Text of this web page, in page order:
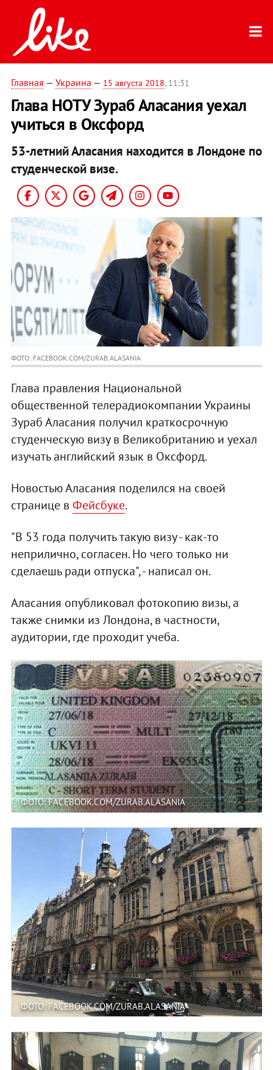
Главная — Украина — 15 августа 2018, 11:31
Глава НОТУ Зураб Аласания уехал
учиться в Оксфорд
53-летний Аласания находится в Лондоне по
студенческой визе.
ФОТО: FACEBOOK.COM/ZURAB.ALASANIA
Глава правления Национальной
общественной телерадиокомпании Украины
Зураб Аласания получил краткосрочную
студенческую визу в Великобританию и уехал
изучать английский язык в Оксфорд.
Новостью Аласания поделился на своей
странице в Фейсбуке.
"В 53 года получить такую визу - как-то
неприлично, согласен. Но чего только ни
сделаешь ради отпуска", - написал он.
Аласания опубликовал фотокопию визы, а
также снимки из Лондона, в частности,
аудитории, где проходит учеба.
ФОТО: FACEBOOK.COM/ZURAB.ALASANIA
ФОТО: FACEBOOK.COM/ZURAB.ALASANIA